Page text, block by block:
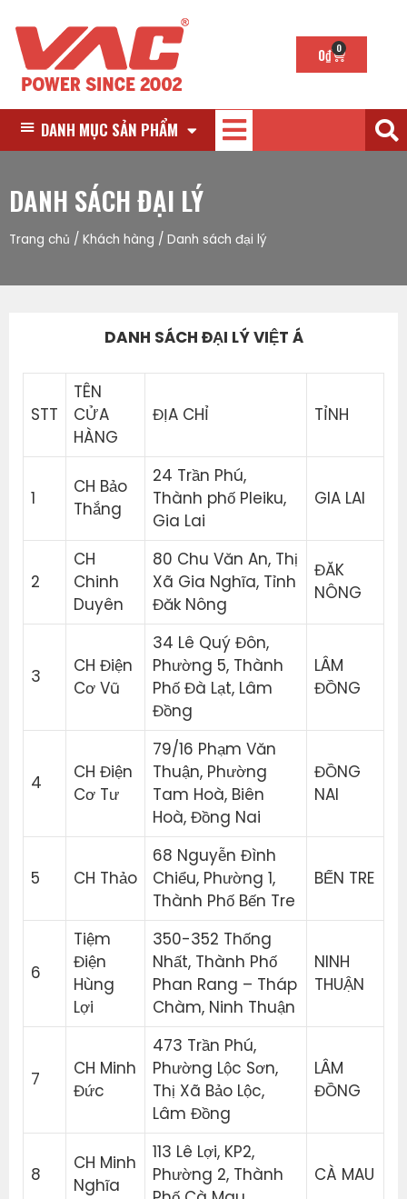
0₫ 0
DANH MỤC SẢN PHẨM
DANH SÁCH ĐẠI LÝ
Trang chủ / Khách hàng / Danh sách đại lý
DANH SÁCH ĐẠI LÝ VIỆT Á
STT
TÊN
CỬA
HÀNG
ĐỊA CHỈ TỈNH
1
CH Bảo
Thắng
24 Trần Phú,
Thành phố Pleiku,
Gia Lai
GIA LAI
2
CH
Chinh
Duyên
80 Chu Văn An, Thị
Xã Gia Nghĩa, Tỉnh
Đăk Nông
ĐĂK
NÔNG
3
CH Điện
Cơ Vũ
34 Lê Quý Đôn,
Phường 5, Thành
Phố Đà Lạt, Lâm
Đồng
LÂM
ĐỒNG
4
CH Điện
Cơ Tư
79/16 Phạm Văn
Thuận, Phường
Tam Hoà, Biên
Hoà, Đồng Nai
ĐỒNG
NAI
5 CH Thảo
68 Nguyễn Đình
Chiểu, Phường 1,
Thành Phố Bến Tre
BẾN TRE
6
Tiệm
Điện
Hùng
Lợi
350-352 Thống
Nhất, Thành Phố
Phan Rang – Tháp
Chàm, Ninh Thuận
NINH
THUẬN
7
CH Minh
Đức
473 Trần Phú,
Phường Lộc Sơn,
Thị Xã Bảo Lộc,
Lâm Đồng
LÂM
ĐỒNG
8
CH Minh
Nghĩa
113 Lê Lợi, KP2,
Phường 2, Thành
CÀ MAU